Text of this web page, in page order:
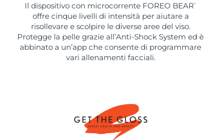
Il dispositivo con microcorrente FOREO BEAR ™
offre cinque livelli di intensità per aiutare a
risollevare e scolpire le diverse aree del viso.
Protegge la pelle grazie all’Anti-Shock System ed è
abbinato a un’app che consente di programmare
vari allenamenti facciali.